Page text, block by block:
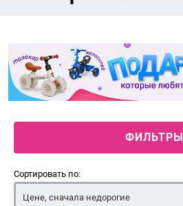
ФИЛЬТРЫ
Сортировать по:
Цене, сначала недорогие